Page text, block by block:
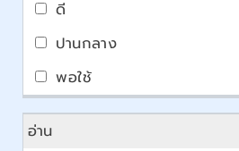
อ่าน